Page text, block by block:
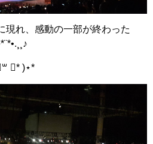
現れ、感動の一部が終わった
॑* )⋆*